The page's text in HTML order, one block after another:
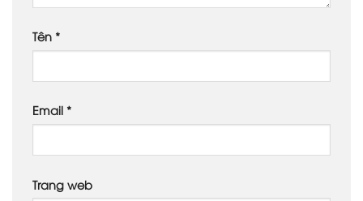
Tên *
Email *
Trang web